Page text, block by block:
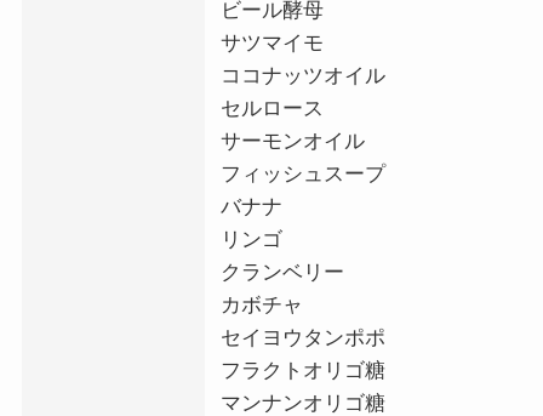
ビール酵母
サツマイモ
ココナッツオイル
セルロース
サーモンオイル
フィッシュスープ
バナナ
リンゴ
クランベリー
カボチャ
セイヨウタンポポ
フラクトオリゴ糖
マンナンオリゴ糖